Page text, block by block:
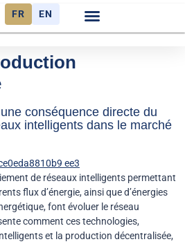
FR EN
conséquence directe du
intelligents dans le marché
de réseaux intelligents permettant
flux d’énergie, ainsi que d’énergies
font évoluer le réseau
comment ces technologies,
et la production décentralisée,